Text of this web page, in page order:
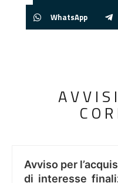
WhatsApp
Avviso per
di interesse